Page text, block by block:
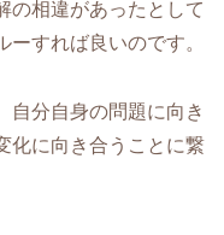
の相違があったとして
すれば良いのです。
自分自身の問題に向き
化に向き合うことに繋